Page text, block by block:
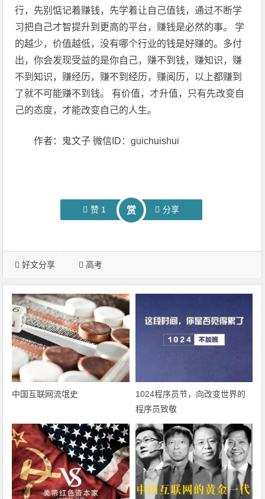
行，先别惦记着赚钱，先学着让自己值钱，通过不断学
习把自己才智提升到更高的平台，赚钱是必然的事。 学
的越少，价值越低，没有哪个行业的钱是好赚的。多付
出，你会发现受益的是你自己，赚不到钱，赚知识，赚
不到知识，赚经历，赚不到经历，赚阅历，以上都赚到
了就不可能赚不到钱。 有价值，才升值，只有先改变自
己的态度，才能改变自己的人生。
作者：鬼文子 微信ID：guichuishui
赞 1 赏 分享
好文分享 高考
中国互联网流氓史
1024程序员节，向改变世界的
程序员致敬